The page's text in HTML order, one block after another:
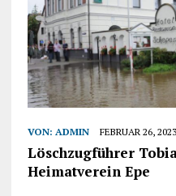
VON: ADMIN FEBRUAR 26, 2023
Löschzugführer
Heimatverein Epe